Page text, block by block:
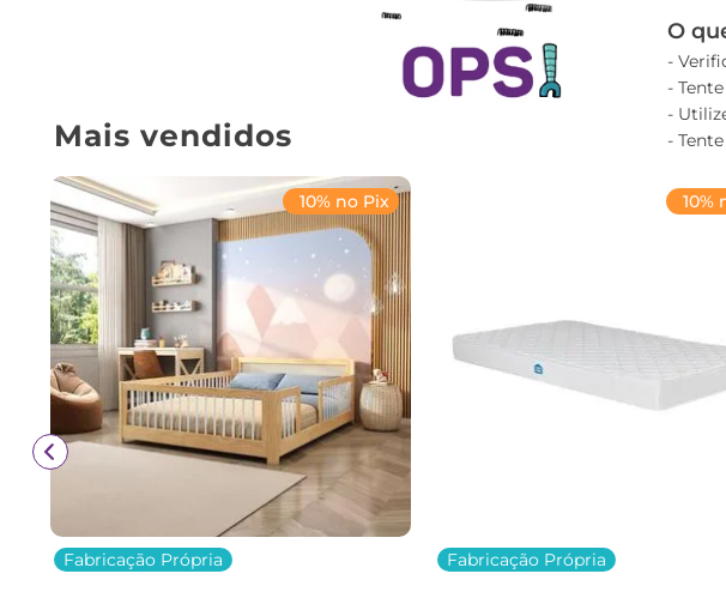
O
Mais vendidos
Fabricação Própria
10% no Pix
Fabricação Própria
10%